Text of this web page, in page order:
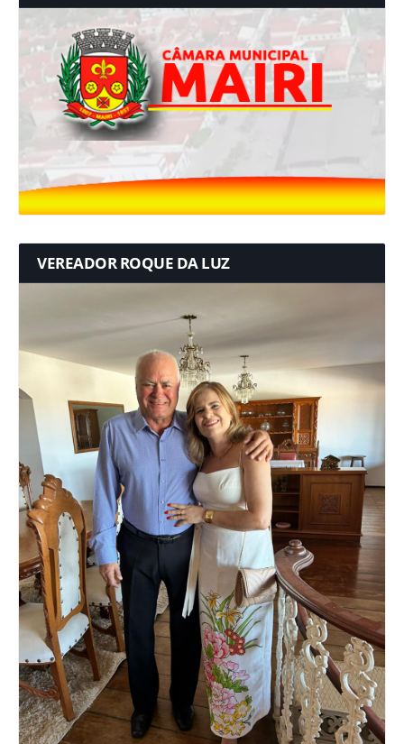
VEREADOR ROQUE DA LUZ